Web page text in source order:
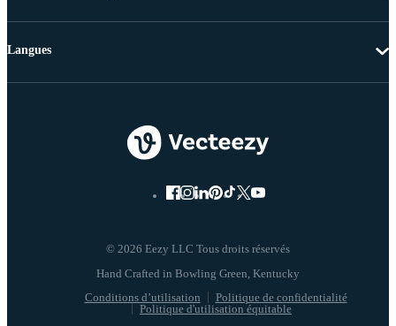
© 2026 Eezy LLC Tous droits réservés
Conditions d’utilisation
Politique de confidentialité
Politique d'utilisation équitable
Langues